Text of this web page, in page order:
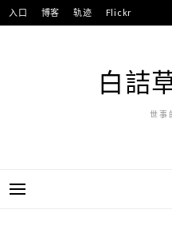
Skip
to
入口 博客 轨迹 Flickr
白詰
世事